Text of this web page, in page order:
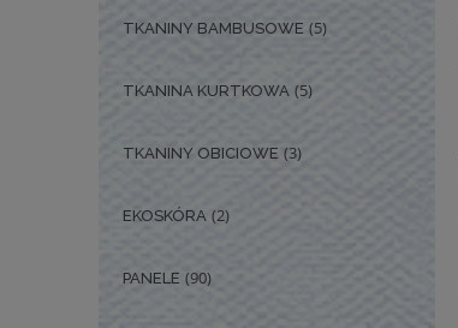
TKANINY BAMBUSOWE (5)
TKANINA KURTKOWA (5)
TKANINY OBICIOWE (3)
EKOSKÓRA (2)
PANELE (90)